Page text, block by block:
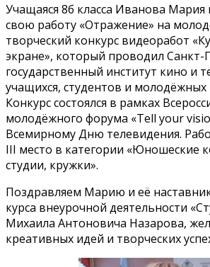
Учащаяся 8б класса Иванова Мария
свою работу «Отражение» на
творческий конкурс видеоработ
экране», который проводил Санкт-
государственный институт кино и
учащихся, студентов и молодёжных
Конкурс состоялся в рамках
молодёжного форума «Tell your
Всемирному Дню телевидения.
III место в категории «Юношеские
студии, кружки».
Поздравляем Марию и её
курса внеурочной деятельности
Михаила Антоновича Назарова,
креативных идей и творческих